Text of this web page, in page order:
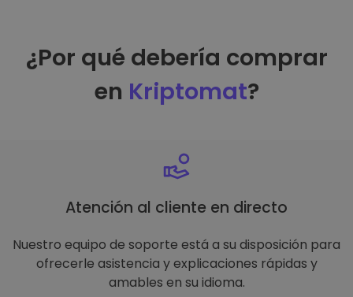
¿Por qué debería comprar
en Kriptomat?
Atención al cliente en directo
Nuestro equipo de soporte está a su disposición para
ofrecerle asistencia y explicaciones rápidas y
amables en su idioma.